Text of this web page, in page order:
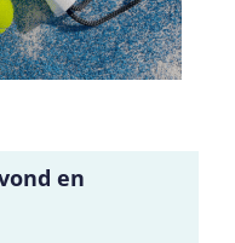
en